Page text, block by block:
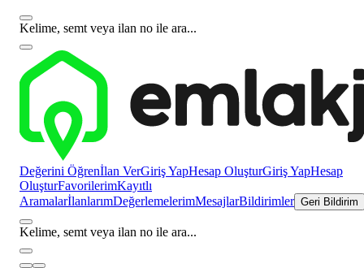
Kelime, semt veya ilan no ile ara...
Değerini Öğrenİlan VerGiriş YapHesap OluşturGiriş YapHesap
OluşturFavorilerimKayıtlı
AramalarİlanlarımDeğerlemelerimMesajlarBildirimler Geri Bildirim
Kelime, semt veya ilan no ile ara...